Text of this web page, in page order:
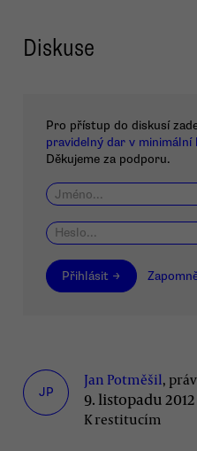
Diskuse
Pro přístup do diskusí
pravidelný dar v
Děkujeme za podporu.
Přihlásit →
JP
Jan Potměšil,
9. listopadu 2012
K restitucím